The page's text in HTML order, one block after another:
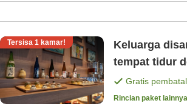
Tersisa 1 kamar!
Keluarga
tempat tidur
atau liburan
Gratis
Rincian paket lainnya